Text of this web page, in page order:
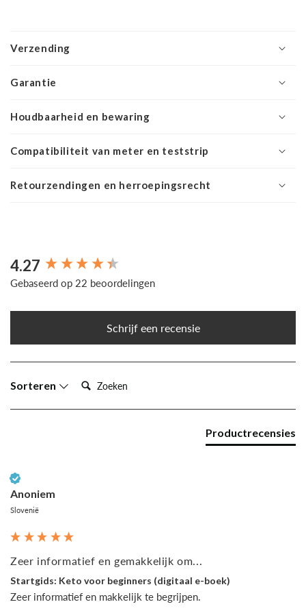
Verzending
Garantie
Houdbaarheid en bewaring
Compatibiliteit van meter en teststrip
Retourzendingen en herroepingsrecht
4.27
Gebaseerd op 22 beoordelingen
Schrijf een recensie
Sorteren Zoeken:
Productrecensies
Anoniem
Slovenië
Zeer informatief en gemakkelijk om...
Startgids: Keto voor beginners (digitaal e-boek)
Zeer informatief en makkelijk te begrijpen.
New content loaded